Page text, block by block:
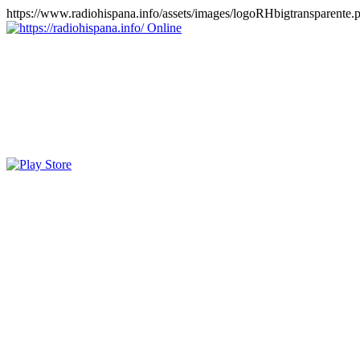
https://www.radiohispana.info/assets/images/
Online